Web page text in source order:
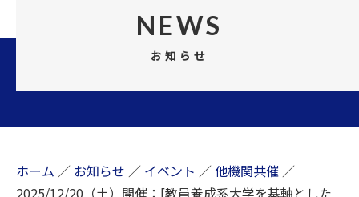
NEWS
お知らせ
ホーム ／ お知らせ ／ イベント ／他機関共催 ／
2025/12/20（土）開催：[教員養成系大学を基軸とした